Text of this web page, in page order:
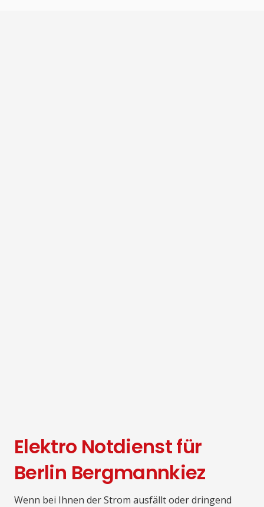
Elektro Notdienst für
Berlin Bergmannkiez
Wenn bei Ihnen der Strom ausfällt oder dringend